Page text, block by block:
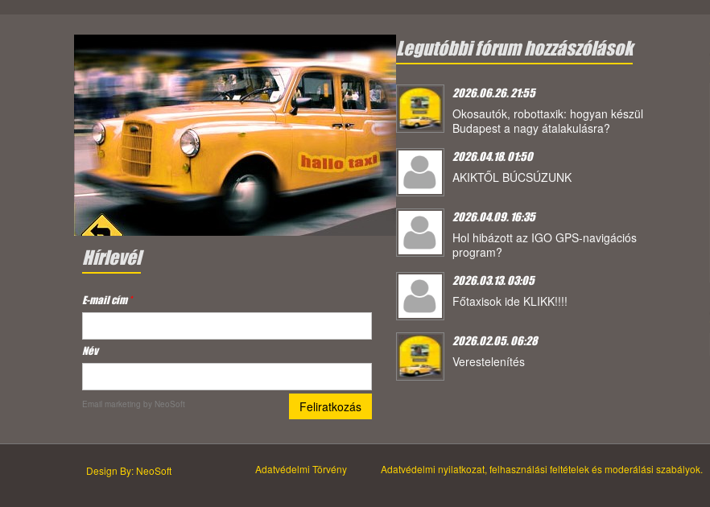
Hírlevél
E-mail cím*
Név
Email marketing by NeoSoft
Legutóbbi fórum hozzászólások
2026.06.26. 21:55
Okosautók, robottaxik: hogyan készül
Budapest a nagy átalakulásra?
2026.04.18. 01:50
AKIKTŐL BÚCSÚZUNK
2026.04.09. 16:35
Hol hibázott az IGO GPS-navigációs
program?
2026.03.13. 03:05
Főtaxisok ide KLIKK!!!!
2026.02.05. 06:28
Verestelenítés
Design By: NeoSoft Adatvédelmi Törvény Adatvédelmi nyilatkozat, felhasználási feltételek és moderálási szabályok.